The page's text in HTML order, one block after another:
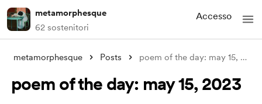
metamorphesque
62 sostenitori
Accesso
metamorphesque Posts poem of the day: may 15, 2023
poem of the day: may 15, 2023